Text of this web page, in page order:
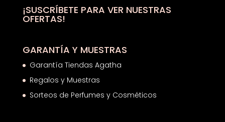
¡SUSCRÍBETE PARA VER NUESTRAS
OFERTAS!
GARANTÍA Y MUESTRAS
Garantía Tiendas Agatha
Regalos y Muestras
Sorteos de Perfumes y Cosméticos